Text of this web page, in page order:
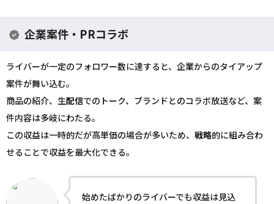
企業案件・PRコラボ
ライバーが一定のフォロワー数に達すると、企業からのタイアップ
案件が舞い込む。
商品の紹介、生配信でのトーク、ブランドとのコラボ放送など、案
件内容は多岐にわたる。
この収益は一時的だが高単価の場合が多いため、 戦略的に組み合わ
せることで収益を最大化できる。
始めたばかりのライバーでも収益は見込